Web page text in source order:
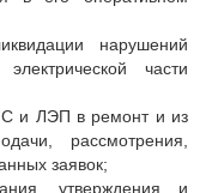
нарушений
части
и ЛЭП в ремонт и из
рассмотрения,
заявок;
утверждения и